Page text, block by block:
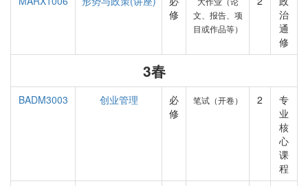
修
文、报告、项
目或作品等）
治
通
修
3春
BADM3003 创业管理
必
修
笔试（开卷） 2
专
业
核
心
课
程